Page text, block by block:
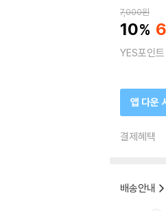
7,000원
10
YES포인트
앱 다운
결제혜택
배송안내